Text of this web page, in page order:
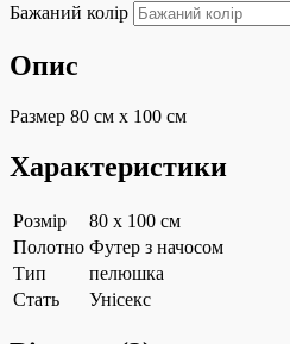
Бажаний колір
Опис
Размер 80 см х 100 см
Характеристики
Розмір
80 х 100 см
Полотно Футер з начосом
Тип
пелюшка
Стать
Унісекс